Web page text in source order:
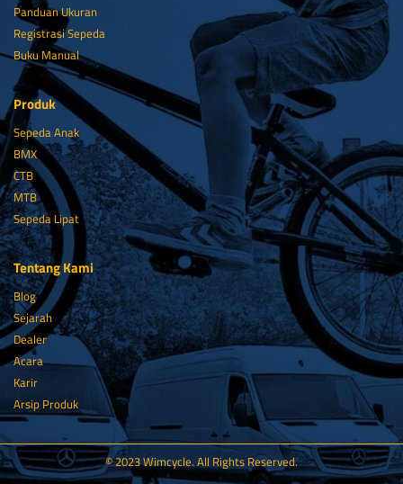
Panduan Ukuran
Registrasi Sepeda
Buku Manual
Produk
Sepeda Anak
BMX
CTB
MTB
Sepeda Lipat
Tentang Kami
Blog
Sejarah
Dealer
Acara
Karir
Arsip Produk
© 2023 Wimcycle. All Rights Reserved.